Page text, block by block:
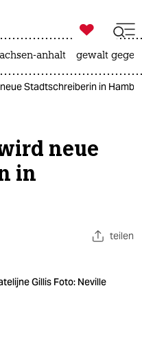

taz zahl ich
anhalt gewalt
Stadtschreiberin in
neue
in
teilen
Gillis Foto: Neville